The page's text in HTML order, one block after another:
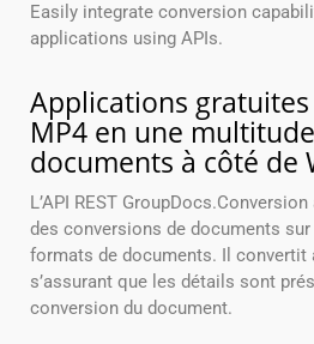
Easily integrate conversion
applications using APIs.
Applications
MP4 en une
documents à côté de
L’API REST
des conversions de documents
formats de documents. Il convertit
s’assurant que les détails sont
conversion du document.